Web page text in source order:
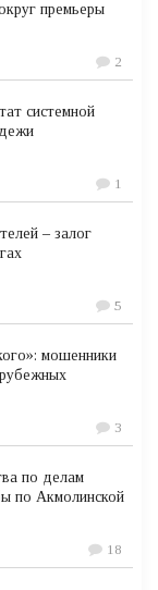
премьеры
2
системной
1
– залог
5
мошенники
3
по делам
по Акмолинской
18